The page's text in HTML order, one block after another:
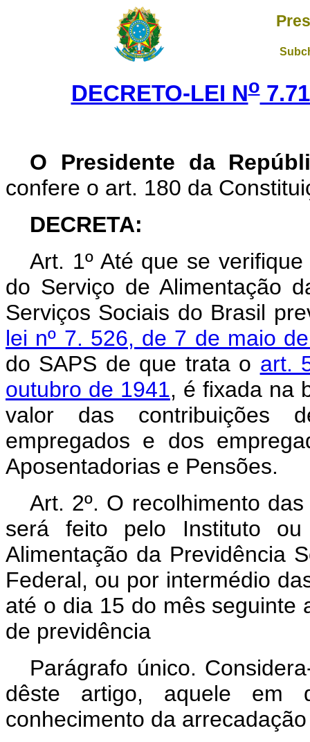
DECRETO-LEI No
O Presidente da
confere o art. 180 da
DECRETA:
Art. 1º Até que se
do Serviço de Alimentação
Serviços Sociais do Brasil
lei nº 7. 526, de 7 de maio
do SAPS de que trata o art.
outubro de 1941, é fixada na
valor das contribuições
empregados e dos
Aposentadorias e
Art. 2º. O recolhimento
será feito pelo Instituto
Alimentação da Previdência
Federal, ou por intermédio
até o dia 15 do mês seguinte
de previdência
Parágrafo único.
dêste artigo, aquele em
conhecimento da